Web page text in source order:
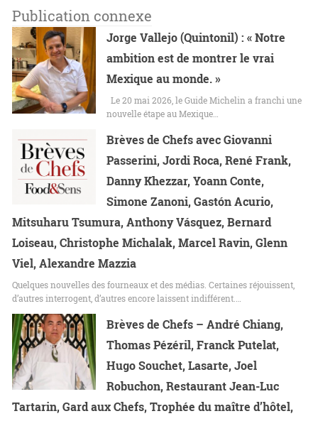
Publication connexe
Jorge Vallejo (Quintonil) : « Notre
ambition est de montrer le vrai
Mexique au monde. »
Le 20 mai 2026, le Guide Michelin a franchi une
nouvelle étape au Mexique…
Brèves de Chefs avec Giovanni
Passerini, Jordi Roca, René Frank,
Danny Khezzar, Yoann Conte,
Simone Zanoni, Gastón Acurio,
Mitsuharu Tsumura, Anthony Vásquez, Bernard
Loiseau, Christophe Michalak, Marcel Ravin, Glenn
Viel, Alexandre Mazzia
Quelques nouvelles des fourneaux et des médias. Certaines réjouissent,
d’autres interrogent, d’autres encore laissent indifférent.…
Brèves de Chefs – André Chiang,
Thomas Pézéril, Franck Putelat,
Hugo Souchet, Lasarte, Joel
Robuchon, Restaurant Jean-Luc
Tartarin, Gard aux Chefs, Trophée du maître d’hôtel,